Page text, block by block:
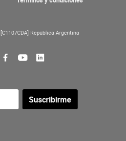
[C1107CDA] República Argentina
Suscribirme